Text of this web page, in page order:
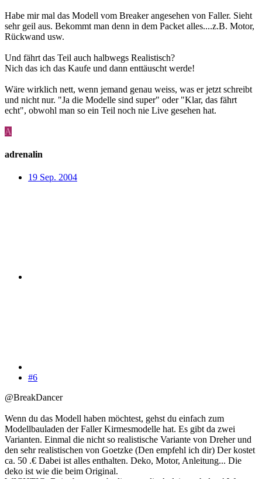
Habe mir mal das Modell vom Breaker angesehen von Faller. Sieht
sehr geil aus. Bekommt man denn in dem Packet alles....z.B. Motor,
Rückwand usw.
Und fährt das Teil auch halbwegs Realistisch?
Nich das ich das Kaufe und dann enttäuscht werde!
Wäre wirklich nett, wenn jemand genau weiss, was er jetzt schreibt
und nicht nur. "Ja die Modelle sind super" oder "Klar, das fährt
echt", obwohl man so ein Teil noch nie Live gesehen hat.
A
adrenalin
19 Sep. 2004
#6
@BreakDancer
Wenn du das Modell haben möchtest, gehst du einfach zum
Modellbauladen der Faller Kirmesmodelle hat. Es gibt da zwei
Varianten. Einmal die nicht so realistische Variante von Dreher und
den sehr realistischen von Goetzke (Den empfehl ich dir) Der kostet
ca. 50 .€ Dabei ist alles enthalten. Deko, Motor, Anleitung... Die
deko ist wie die beim Original.